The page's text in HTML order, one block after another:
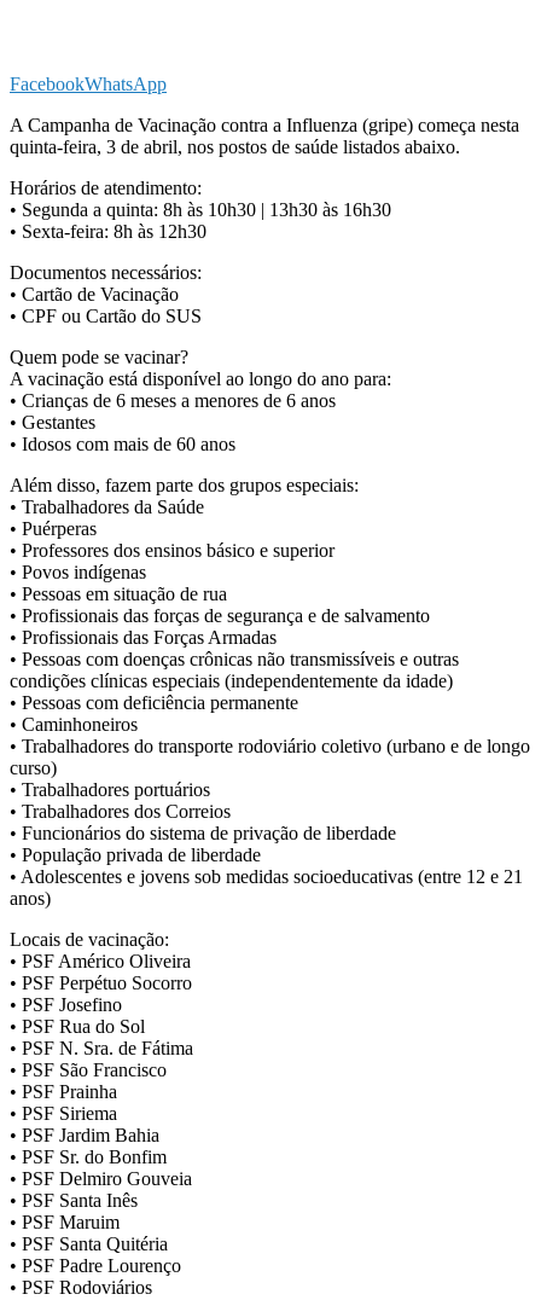
FacebookWhatsApp
A Campanha de Vacinação contra a Influenza (gripe) começa nesta
quinta-feira, 3 de abril, nos postos de saúde listados abaixo.
Horários de atendimento:
• Segunda a quinta: 8h às 10h30 | 13h30 às 16h30
• Sexta-feira: 8h às 12h30
Documentos necessários:
• Cartão de Vacinação
• CPF ou Cartão do SUS
Quem pode se vacinar?
A vacinação está disponível ao longo do ano para:
• Crianças de 6 meses a menores de 6 anos
• Gestantes
• Idosos com mais de 60 anos
Além disso, fazem parte dos grupos especiais:
• Trabalhadores da Saúde
• Puérperas
• Professores dos ensinos básico e superior
• Povos indígenas
• Pessoas em situação de rua
• Profissionais das forças de segurança e de salvamento
• Profissionais das Forças Armadas
• Pessoas com doenças crônicas não transmissíveis e outras
condições clínicas especiais (independentemente da idade)
• Pessoas com deficiência permanente
• Caminhoneiros
• Trabalhadores do transporte rodoviário coletivo (urbano e de longo
curso)
• Trabalhadores portuários
• Trabalhadores dos Correios
• Funcionários do sistema de privação de liberdade
• População privada de liberdade
• Adolescentes e jovens sob medidas socioeducativas (entre 12 e 21
anos)
Locais de vacinação:
• PSF Américo Oliveira
• PSF Perpétuo Socorro
• PSF Josefino
• PSF Rua do Sol
• PSF N. Sra. de Fátima
• PSF São Francisco
• PSF Prainha
• PSF Siriema
• PSF Jardim Bahia
• PSF Sr. do Bonfim
• PSF Delmiro Gouveia
• PSF Santa Inês
• PSF Maruim
• PSF Santa Quitéria
• PSF Padre Lourenço
• PSF Rodoviários